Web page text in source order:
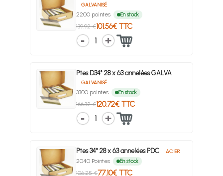
GALVANISÉ
2200 pointes En stock
139.92 €101.56€ TTC
1
Ptes D34° 28 x 63 annelées GALVA
GALVANISÉ
3300 pointes En stock
166.32 €120.72€ TTC
1
Ptes 34° 28 x 63 annelées PDC ACIER
2040 Pointes En stock
106.25 €77.10€ TTC